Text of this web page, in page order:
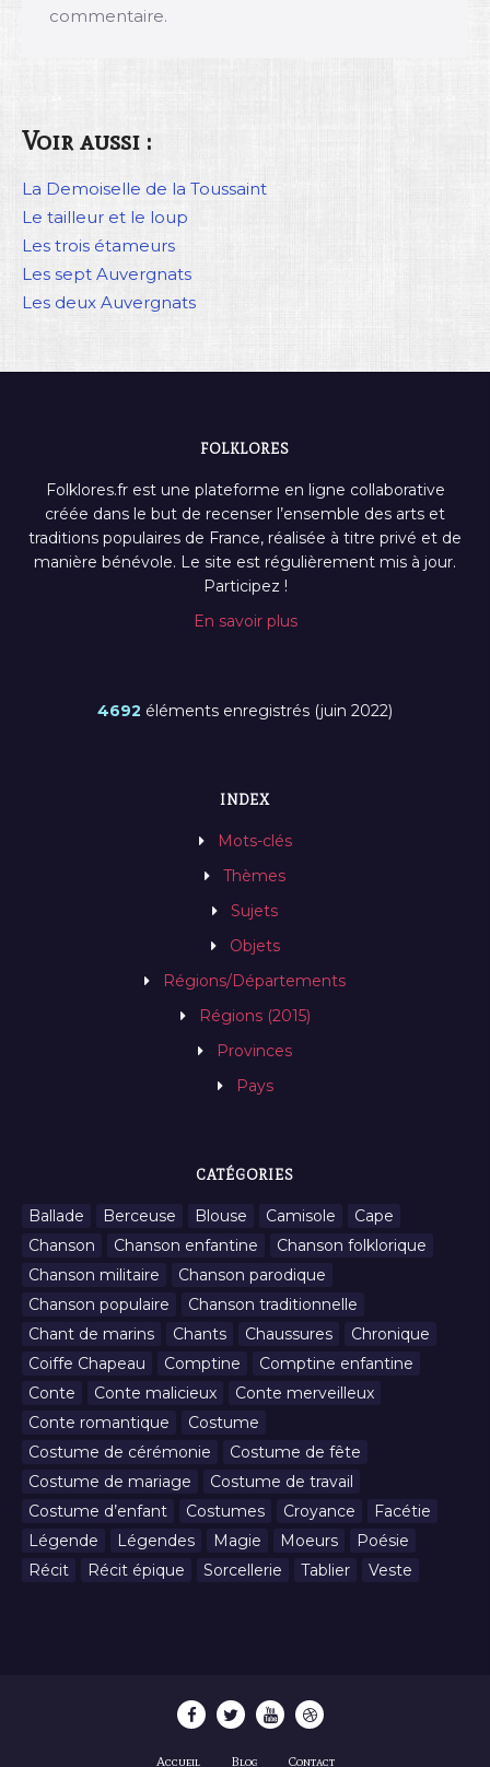
commentaire.
Voir aussi :
La Demoiselle de la Toussaint
Le tailleur et le loup
Les trois étameurs
Les sept Auvergnats
Les deux Auvergnats
FOLKLORES
Folklores.fr est une plateforme en ligne collaborative
créée dans le but de recenser l’ensemble des arts et
traditions populaires de France, réalisée à titre privé et de
manière bénévole. Le site est régulièrement mis à jour.
Participez !
En savoir plus
4692 éléments enregistrés (juin 2022)
INDEX
Mots-clés
Thèmes
Sujets
Objets
Régions/Départements
Régions (2015)
Provinces
Pays
CATÉGORIES
Ballade Berceuse Blouse Camisole
Cape
Chanson
Chanson enfantine
Chanson folklorique
Chanson militaire
Chanson parodique
Chanson populaire
Chanson traditionnelle
Chant de marins
Chants Chaussures
Chronique
Coiffe Chapeau
Comptine
Comptine enfantine
Conte
Conte malicieux
Conte merveilleux
Conte romantique
Costume
Costume de cérémonie
Costume de fête
Costume de mariage
Costume de travail
Costume d’enfant
Costumes Croyance
Facétie
Légende
Légendes Magie Moeurs
Poésie
Récit
Récit épique Sorcellerie Tablier Veste
Accueil Blog Contact